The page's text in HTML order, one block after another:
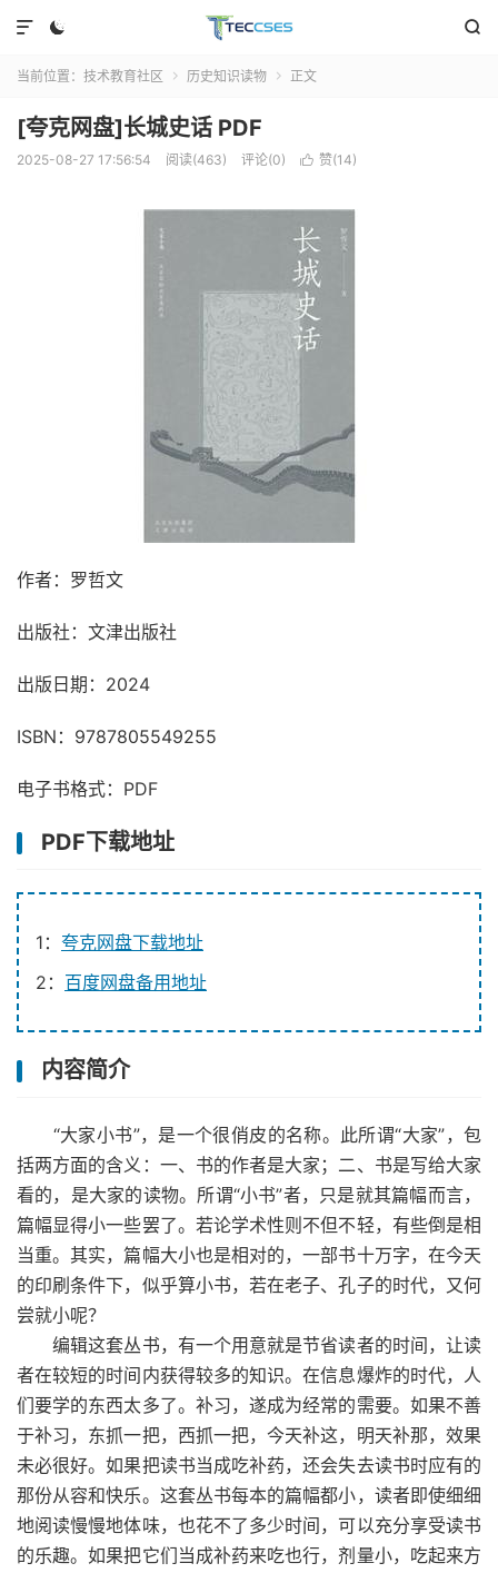
 

当前位置： 技术教育社区  历史知识读物  正文
[夸克网盘]长城史话 PDF
2025-08-27 17:56:54 阅读(463) 评论(0)  赞(14)
作者：罗哲文
出版社：文津出版社
出版日期：2024
ISBN：9787805549255
电子书格式：PDF
PDF下载地址
1： 夸克网盘下载地址
2： 百度网盘备用地址
内容简介
“大家小书”，是一个很俏皮的名称。此所谓“大家”，包
括两方面的含义：一、书的作者是大家；二、书是写给大家
看的，是大家的读物。所谓“小书”者，只是就其篇幅而言，
篇幅显得小一些罢了。若论学术性则不但不轻，有些倒是相
当重。其实，篇幅大小也是相对的，一部书十万字，在今天
的印刷条件下，似乎算小书，若在老子、孔子的时代，又何
尝就小呢？
编辑这套丛书，有一个用意就是节省读者的时间，让读
者在较短的时间内获得较多的知识。在信息爆炸的时代，人
们要学的东西太多了。补习，遂成为经常的需要。如果不善
于补习，东抓一把，西抓一把，今天补这，明天补那，效果
未必很好。如果把读书当成吃补药，还会失去读书时应有的
那份从容和快乐。这套丛书每本的篇幅都小，读者即使细细
地阅读慢慢地体味，也花不了多少时间，可以充分享受读书
的乐趣。如果把它们当成补药来吃也行，剂量小，吃起来方